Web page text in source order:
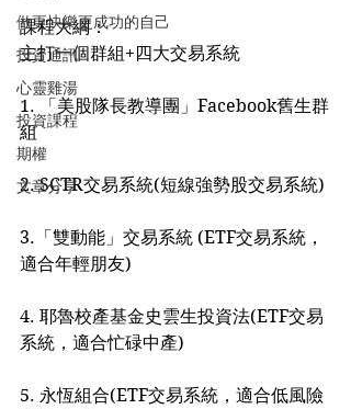
做更快樂更成功的自己
投資通訊
心靈雞湯
投資課程
期權
文章分享
課程大綱：
主打一個群組+四大交易系統
1. 「美股隊長教導團」Facebook舊生群
組
2. SCTR交易系統(短線強勢股交易系統)
3.「雙動能」交易系統 (ETF交易系統，
適合年輕朋友)
4. 耶魯校產基金史雲生投資法(ETF交易
系統，適合忙碌中產)
5. 永恆組合(ETF交易系統，適合低風險